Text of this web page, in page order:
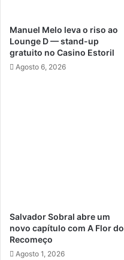
Manuel Melo leva o riso ao
Lounge D — stand-up
gratuito no Casino Estoril
Agosto 6, 2026
Salvador Sobral abre um
novo capítulo com A Flor do
Recomeço
Agosto 1, 2026